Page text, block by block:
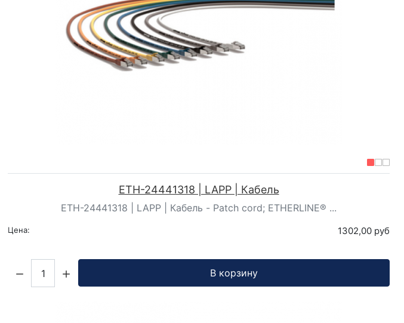
ETH-24441318 | LAPP | Кабель
ETH-24441318 | LAPP | Кабель - Patch cord; ETHERLINE® ...
Цена: 1302,00 руб
В корзину